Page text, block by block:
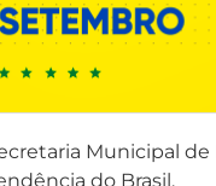
Municipal
do Brasil.